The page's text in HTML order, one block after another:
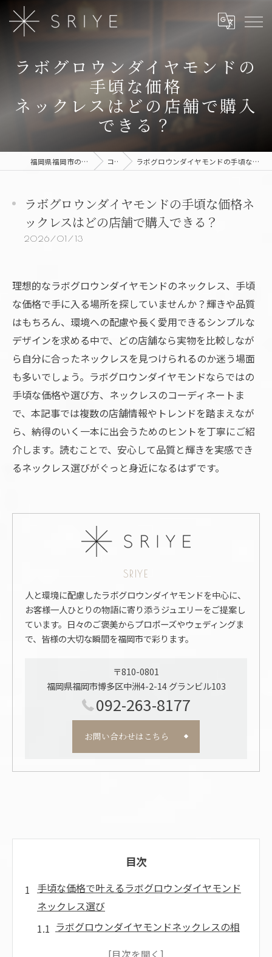
ラボグロウンダイヤモンドの
手頃な価格
ネックレスはどの店舗で購入
できる？
福岡県福岡市のジュエリーならSRIYE コラム ラボグロウンダイヤモンドの手頃な価格ネックレスはどの店舗で購入できる？
ラボグロウンダイヤモンドの手頃な価格ネ
ックレスはどの店舗で購入できる？
2026/01/13
理想的なラボグロウンダイヤモンドのネックレス、手頃
な価格で手に入る場所を探していませんか？輝きや品質
はもちろん、環境への配慮や長く愛用できるシンプルな
デザインを求める中で、どの店舗なら実物を比較しなが
ら自分に合ったネックレスを見つけられるのか迷う場面
も多いでしょう。ラボグロウンダイヤモンドならではの
手頃な価格や選び方、ネックレスのコーディネートま
で、本記事では複数の店舗情報やトレンドを踏まえなが
ら、納得のいく一本に出会うためのヒントを丁寧にご紹
介します。読むことで、安心して品質と輝きを実感でき
るネックレス選びがぐっと身近になるはずです。
SRIYE
人と環境に配慮したラボグロウンダイヤモンドを中心に、
お客様一人ひとりの物語に寄り添うジュエリーをご提案し
ています。日々のご褒美からプロポーズやウェディングま
で、皆様の大切な瞬間を福岡市で彩ります。
〒810-0801
福岡県福岡市博多区中洲4-2-14 グランビル103
092-263-8177
お問い合わせはこちら
目次
手頃な価格で叶えるラボグロウンダイヤモンド
ネックレス選び
ラボグロウンダイヤモンドネックレスの相